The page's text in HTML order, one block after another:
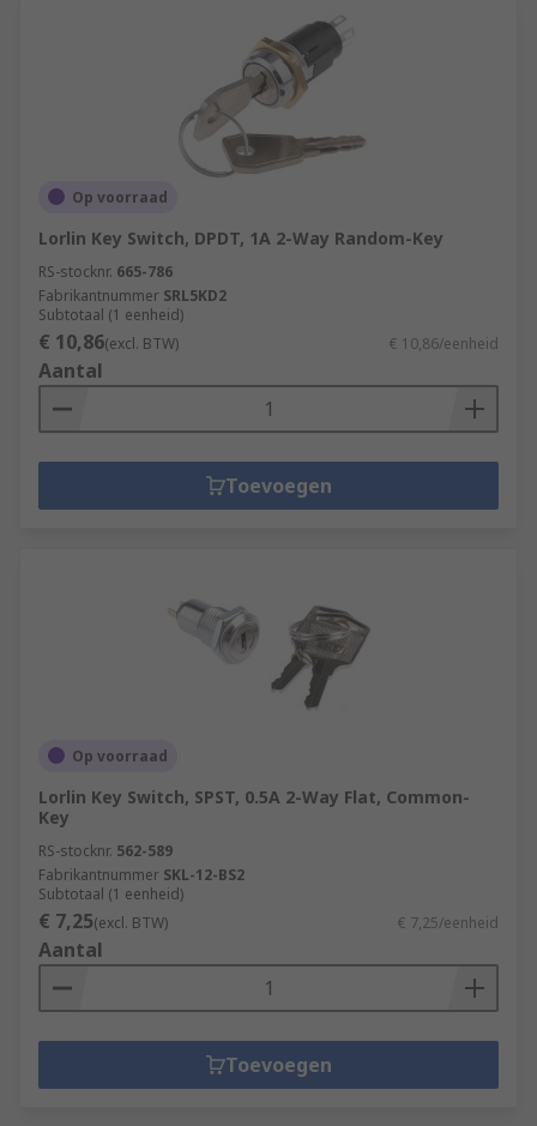
Op voorraad
Lorlin Key Switch, DPDT, 1A 2-Way Random-Key
RS-stocknr. 665-786
Fabrikantnummer SRL5KD2
Subtotaal (1 eenheid)
€ 10,86(excl. BTW) € 10,86/eenheid
Aantal
Toevoegen
Op voorraad
Lorlin Key Switch, SPST, 0.5A 2-Way Flat, Common-
Key
RS-stocknr. 562-589
Fabrikantnummer SKL-12-BS2
Subtotaal (1 eenheid)
€ 7,25(excl. BTW) € 7,25/eenheid
Aantal
Toevoegen